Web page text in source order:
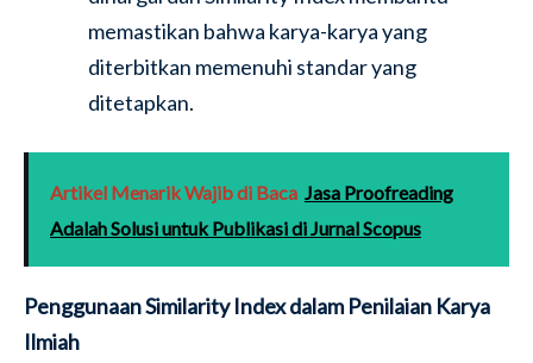
memastikan bahwa karya-karya yang
diterbitkan memenuhi standar yang
ditetapkan.
Artikel Menarik Wajib di Baca Jasa Proofreading
Adalah Solusi untuk Publikasi di Jurnal Scopus
Penggunaan Similarity Index dalam Penilaian Karya
Ilmiah